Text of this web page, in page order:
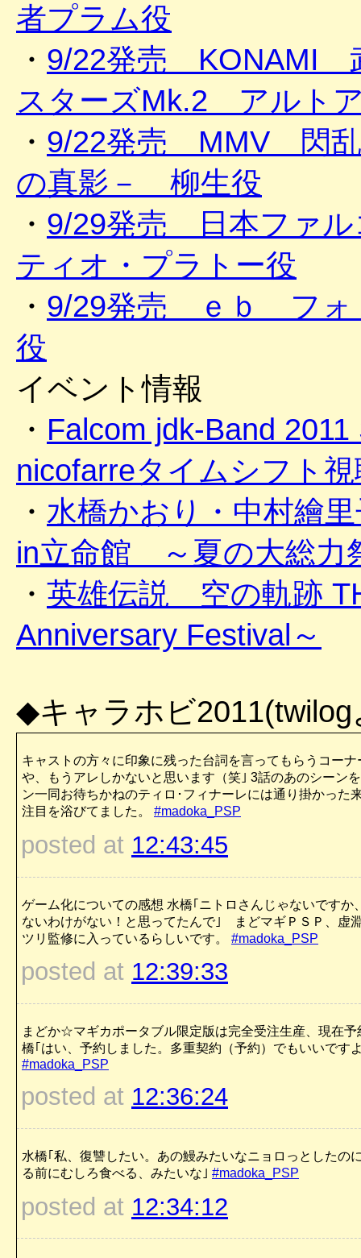
者プラム役
・ 9/22発売 KONAMI
スターズMk.2 アルト
・ 9/22発売 MMV 閃乱
の真影－ 柳生役
・ 9/29発売 日本ファ
ティオ・プラトー役
・ 9/29発売 ｅｂ フォ
役
イベント情報
・ Falcom jdk-Band
nicofarreタイムシフト
・ 水橋かおり・中村繪
in立命館 ～夏の大総力
・ 英雄伝説 空の軌跡
Anniversary Festival～
◆キャラホビ2011(twilog
キャストの方々に印象に残った台詞を言ってもらうコーナ
や、もうアレしかないと思います（笑｣ 3話のあのシーン
ン一同お待ちかねのティロ･フィナーレには通り掛かった
注目を浴びてました。 #madoka_PSP
posted at 12:43:45
ゲーム化についての感想 水橋｢ニトロさんじゃないですか
ないわけがない！と思ってたんで｣ まどマギＰＳＰ、虚
ツリ監修に入っているらしいです。 #madoka_PSP
posted at 12:39:33
まどか☆マギカポータブル限定版は完全受注生産、現在予
橋｢はい、予約しました。多重契約（予約）でもいいです
#madoka_PSP
posted at 12:36:24
水橋｢私、復讐したい。あの鰻みたいなニョロっとしたの
る前にむしろ食べる、みたいな｣ #madoka_PSP
posted at 12:34:12